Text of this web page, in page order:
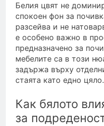
Белия цвят не
спокоен фон за
разсейва и не
е особено важно в
предназначено за
мебелите са в този
задържа върху
стаята като едно цяло.
Как бялото
за